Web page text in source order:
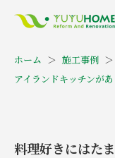
ホーム ＞ 施工事例 ＞
アイランドキッチンが
料理好きにはた